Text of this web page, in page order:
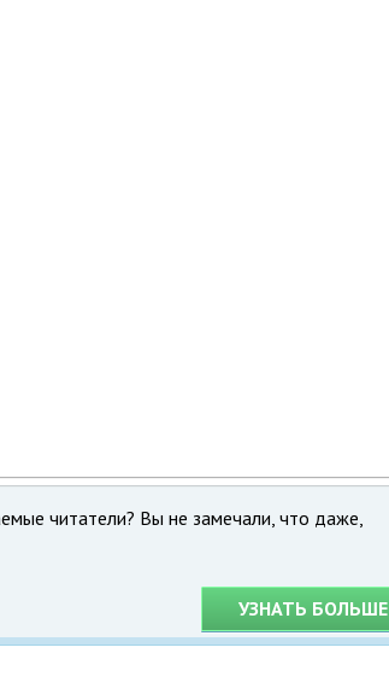
читатели? Вы не замечали, что даже,
УЗНАТЬ БОЛЬШЕ